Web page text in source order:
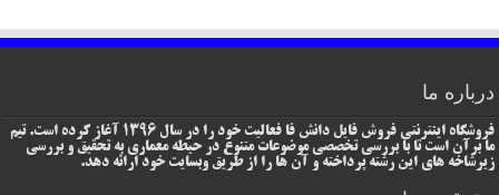
درباره ما
فروشگاه اینترنتی فروش فایل دانش فا فعالیت خود را در سال 1396 آغاز کرده است. تیم
ما برآن است تا با بررسی تخصصی موضوعات متنوع در حیطه معماری به تحقیق و بررسی
زیرشاخه های این رشته پرداخته و آن ها را از طریق وبسایت خود ارائه دهد.